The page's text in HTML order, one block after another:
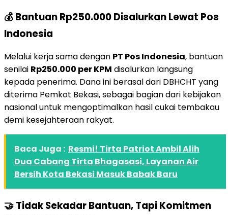
💰Bantuan Rp250.000 Disalurkan Lewat Pos
Indonesia
Melalui kerja sama dengan PT Pos Indonesia, bantuan
senilai Rp250.000 per KPM disalurkan langsung
kepada penerima. Dana ini berasal dari DBHCHT yang
diterima Pemkot Bekasi, sebagai bagian dari kebijakan
nasional untuk mengoptimalkan hasil cukai tembakau
demi kesejahteraan rakyat.
Baca Juga : Resmi! Tirta Patriot Ambil Alih
Dua Cabang Tirta Bhagasasi, Layanan Air
Bersih Kota Bekasi Masuk Babak Baru
🤝Tidak Sekadar Bantuan, Tapi Komitmen